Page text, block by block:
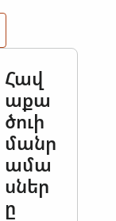
Original
(PROV).
Հավ
աքա
ծուի
մանր
ամա
սներ
ը